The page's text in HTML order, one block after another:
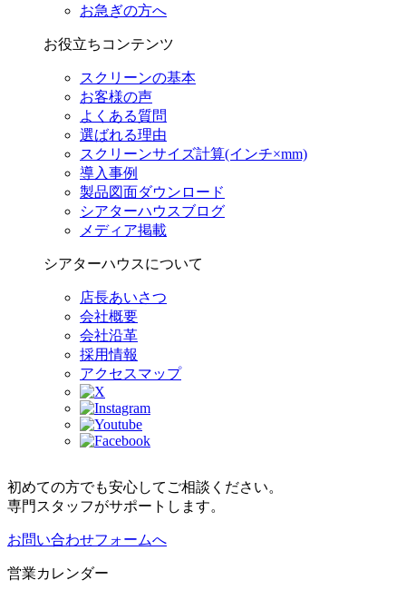
お急ぎの方へ
お役立ちコンテンツ
スクリーンの基本
お客様の声
よくある質問
選ばれる理由
スクリーンサイズ計算(インチ×mm)
導入事例
製品図面ダウンロード
シアターハウスブログ
メディア掲載
シアターハウスについて
店長あいさつ
会社概要
会社沿革
採用情報
アクセスマップ
初めての方でも安心してご相談ください。
専門スタッフがサポートします。
お問い合わせフォームへ
営業カレンダー